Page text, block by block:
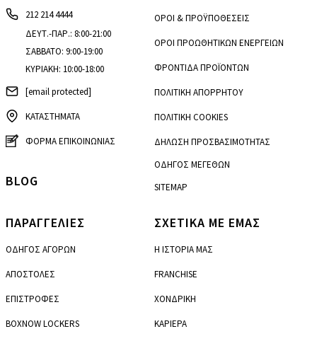
212 214 4444
ΔΕΥΤ.-ΠΑΡ.: 8:00-21:00
ΣΑΒΒΑΤΟ: 9:00-19:00
ΚΥΡΙΑΚΗ: 10:00-18:00
[email protected]
ΚΑΤΑΣΤΗΜΑΤΑ
ΦΟΡΜΑ ΕΠΙΚΟΙΝΩΝΙΑΣ
ΠΑΡΑΓΓΕΛΙΕΣ
ΟΔΗΓΟΣ ΑΓΟΡΩΝ
ΑΠΟΣΤΟΛΕΣ
ΕΠΙΣΤΡΟΦΕΣ
BOXNOW LOCKERS
ΟΡΟΙ & ΠΡΟΫΠΟΘΕΣΕΙΣ
ΟΡΟΙ ΠΡΟΩΘΗΤΙΚΩΝ ΕΝΕΡΓΕΙΩΝ
ΦΡΟΝΤΙΔΑ ΠΡΟΪΟΝΤΩΝ
ΠΟΛΙΤΙΚΗ ΑΠΟΡΡΗΤΟΥ
ΠΟΛΙΤΙΚΗ COOKIES
ΔΗΛΩΣΗ ΠΡΟΣΒΑΣΙΜΟΤΗΤΑΣ
ΟΔΗΓΟΣ ΜΕΓΕΘΩΝ
SITEMAP
ΣΧΕΤΙΚΑ ΜΕ ΕΜΑΣ
Η ΙΣΤΟΡΙΑ ΜΑΣ
FRANCHISE
ΧΟΝΔΡΙΚΗ
ΚΑΡΙΕΡΑ
BLOG